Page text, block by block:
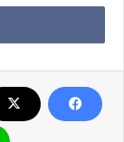
التحصیل می
می شویم که با
تصرفات تو در
است که در مدرسه